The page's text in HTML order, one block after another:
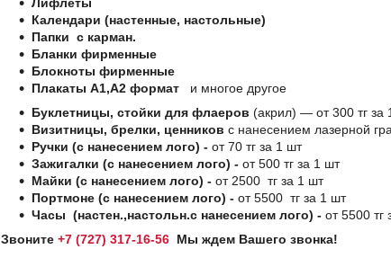
Календари (настенные, настольные)
Папки с карман.
Бланки фирменные
Блокноты фирменные
Плакаты А1,А2 формат и многое
Буклетницы, стойки для флаеров (акрил) ― от 300 тг за
Визитницы, брелки, ценников с нанесением лазерной
Ручки (с нанесением лого) - от 70 тг за 1 шт
Зажигалки (с нанесением лого) - от 500 тг за 1 шт
Майки (с нанесением лого) - от 2500 тг за 1 шт
Портмоне (с нанесением лого) - от 5500 тг за 1 шт
Часы (настен.,настольн.с нанесением лого) - от 5500 тг
Звоните +7 (727) 317-16-56 Мы ждем Вашего звонка!